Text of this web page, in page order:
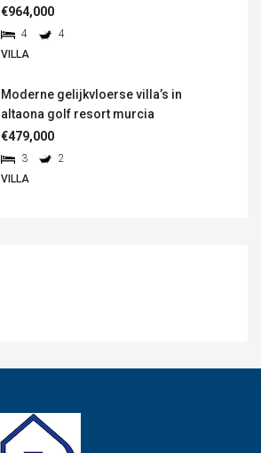
€964,000
4
4
VILLA
Moderne gelijkvloerse villa’s in
altaona golf resort murcia
€479,000
3
2
VILLA